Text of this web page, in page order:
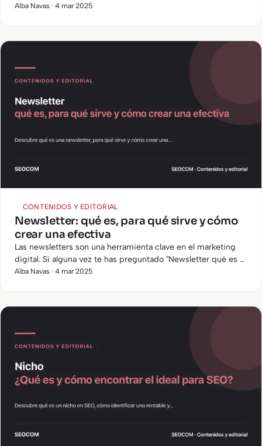
para posicionarse en los motores de búsqueda. Aunque no
Alba Navas · 4 mar 2025
CONTENIDOS Y EDITORIAL
Newsletter: qué es, para qué sirve y cómo
crear una efectiva
Las newsletters son una herramienta clave en el marketing
digital. Si alguna vez te has preguntado "Newsletter qué es y
para qué sirve" , en este artículo encontrarás la respuesta…
Alba Navas · 4 mar 2025